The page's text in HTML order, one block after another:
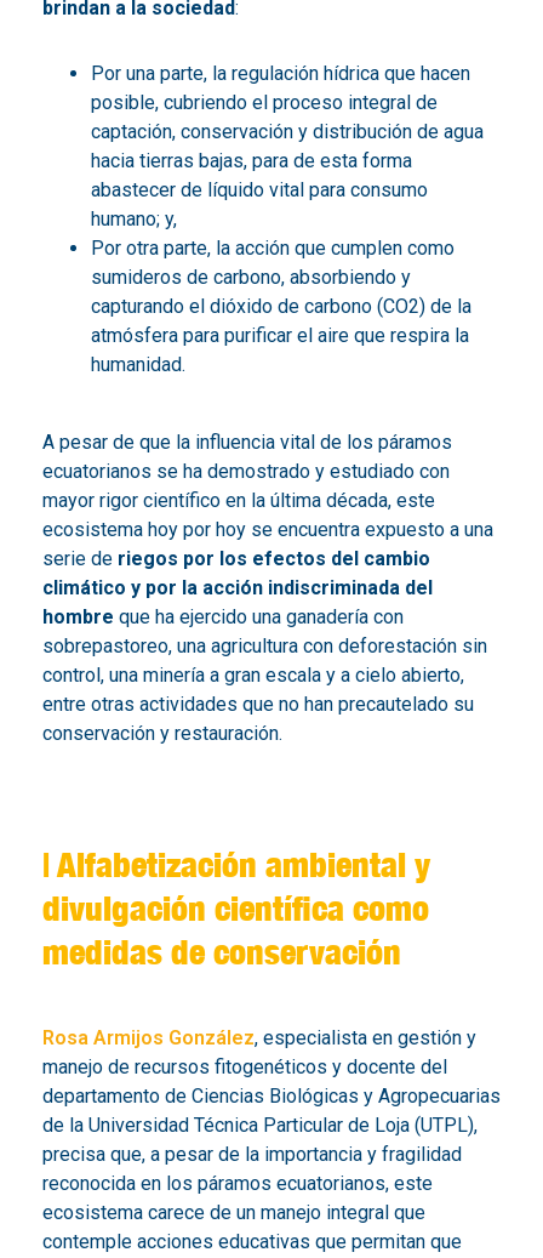
brindan a la sociedad:
Por una parte, la regulación hídrica que hacen
posible, cubriendo el proceso integral de
captación, conservación y distribución de agua
hacia tierras bajas, para de esta forma
abastecer de líquido vital para consumo
humano; y,
Por otra parte, la acción que cumplen como
sumideros de carbono, absorbiendo y
capturando el dióxido de carbono (CO2) de la
atmósfera para purificar el aire que respira la
humanidad.
A pesar de que la influencia vital de los páramos
ecuatorianos se ha demostrado y estudiado con
mayor rigor científico en la última década, este
ecosistema hoy por hoy se encuentra expuesto a una
serie de riegos por los efectos del cambio
climático y por la acción indiscriminada del
hombre que ha ejercido una ganadería con
sobrepastoreo, una agricultura con deforestación sin
control, una minería a gran escala y a cielo abierto,
entre otras actividades que no han precautelado su
conservación y restauración.
| Alfabetización ambiental y
divulgación científica como
medidas de conservación
Rosa Armijos González, especialista en gestión y
manejo de recursos fitogenéticos y docente del
departamento de Ciencias Biológicas y Agropecuarias
de la Universidad Técnica Particular de Loja (UTPL),
precisa que, a pesar de la importancia y fragilidad
reconocida en los páramos ecuatorianos, este
ecosistema carece de un manejo integral que
contemple acciones educativas que permitan que